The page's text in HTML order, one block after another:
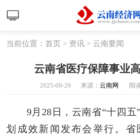
当前位置：首页 > 资讯 > 云南要闻
云南省医疗保障事业
2025-09-29 来源：云南网 阅
9月28日，云南省“十四五
划成效新闻发布会举行。省